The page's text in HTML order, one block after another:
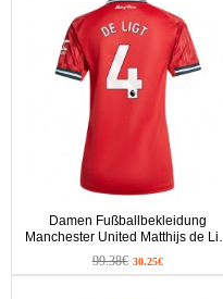
Damen Fußballbekleidung
Manchester United Matthijs de Ligt
#4 Heimtrikot 2025-26 Kurzarm
99.38€ 30.25€